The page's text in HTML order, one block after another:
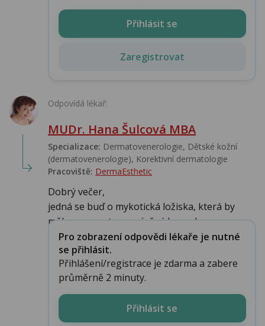
Přihlásit se
Zaregistrovat
Odpovídá lékař:
MUDr. Hana Šulcová MBA
Specializace: Dermatovenerologie, Dětské kožní
(dermatovenerologie), Korektivní dermatologie
Pracoviště: DermaEsthetic
Dobrý večer,
jedná se buď o mykotická ložiska, která by
měla reagovat na zmíněný Imazol ...
Pro zobrazení odpovědi lékaře je nutné
se přihlásit.
Přihlášení/registrace je zdarma a zabere
průměrně 2 minuty.
Přihlásit se